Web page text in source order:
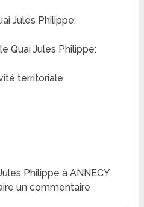
Jules Philippe:
Quai Jules Philippe:
territoriale
Philippe à ANNECY
un commentaire